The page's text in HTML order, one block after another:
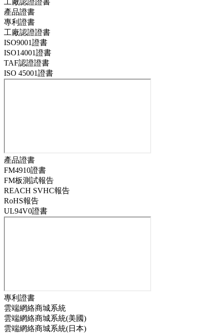
工廠認證證書
產品證書
專利證書
工廠認證證書
ISO9001證書
ISO14001證書
TAF認證證書
ISO 45001證書
產品證書
FM4910證書
FM板測試報告
REACH SVHC報告
RoHS報告
UL94V0證書
專利證書
雲端網絡商城系統
雲端網絡商城系統(美國)
雲端網絡商城系統(日本)